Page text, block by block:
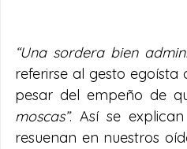
“Una sordera bien
referirse al gesto egoísta
pesar del empeño de
moscas”. Así se
resuenan en nuestros